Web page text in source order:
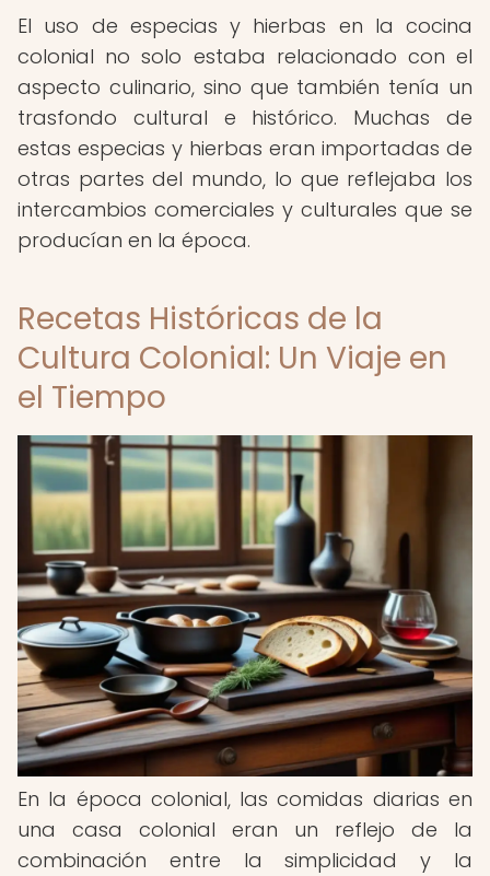
El uso de especias y hierbas en la cocina
colonial no solo estaba relacionado con el
aspecto culinario, sino que también tenía un
trasfondo cultural e histórico. Muchas de
estas especias y hierbas eran importadas de
otras partes del mundo, lo que reflejaba los
intercambios comerciales y culturales que se
producían en la época.
Recetas Históricas de la
Cultura Colonial: Un Viaje en
el Tiempo
En la época colonial, las comidas diarias en
una casa colonial eran un reflejo de la
combinación entre la simplicidad y la